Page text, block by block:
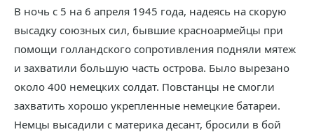
В ночь с 5 на 6 апреля 1945 года, надеясь на скорую
высадку союзных сил, бывшие красноармейцы при
помощи голландского сопротивления подняли мятеж
и захватили большую часть острова. Было вырезано
около 400 немецких солдат. Повстанцы не смогли
захватить хорошо укрепленные немецкие батареи.
Немцы высадили с материка десант, бросили в бой